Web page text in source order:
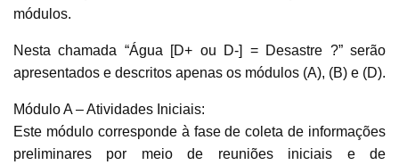
módulos.
Nesta chamada “Água [D+ ou D-] = Desastre ?” serão
apresentados e descritos apenas os módulos (A), (B) e (D).
Módulo A – Atividades Iniciais:
Este módulo corresponde à fase de coleta de informações
preliminares por meio de reuniões iniciais e de